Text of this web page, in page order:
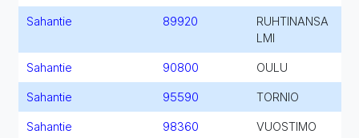
Sahantie 89920
RUHTINANSA
LMI
Sahantie 90800 OULU
Sahantie 95590 TORNIO
Sahantie 98360 VUOSTIMO